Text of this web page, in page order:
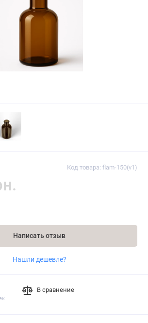
Код товара: flam-150(v1)
Написать отзыв
Нашли дешевле?
В сравнение